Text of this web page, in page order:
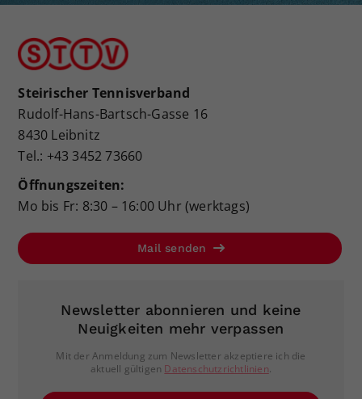
Steirischer Tennisverband
Rudolf-Hans-Bartsch-Gasse 16
8430 Leibnitz
Tel.: +43 3452 73660
Öffnungszeiten:
Mo bis Fr: 8:30 – 16:00 Uhr (werktags)
Mail senden
Newsletter abonnieren und keine
Neuigkeiten mehr verpassen
Mit der Anmeldung zum Newsletter akzeptiere ich die
aktuell gültigen Datenschutzrichtlinien.